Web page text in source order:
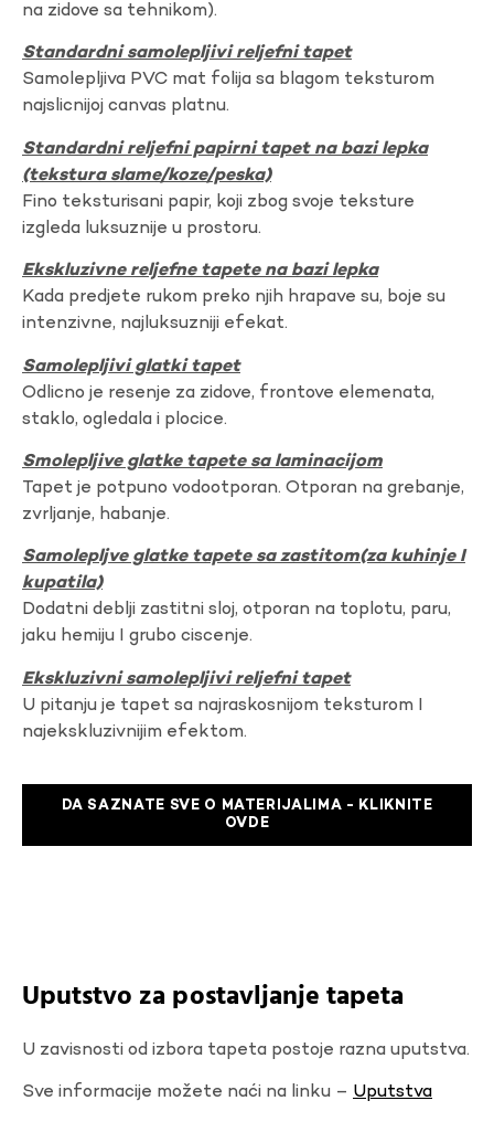
na zidove sa tehnikom).
Standardni samolepljivi reljefni tapet
Samolepljiva PVC mat folija sa blagom teksturom
najslicnijoj canvas platnu.
Standardni reljefni papirni tapet na bazi lepka
(tekstura slame/koze/peska)
Fino teksturisani papir, koji zbog svoje teksture
izgleda luksuznije u prostoru.
Ekskluzivne reljefne tapete na bazi lepka
Kada predjete rukom preko njih hrapave su, boje su
intenzivne, najluksuzniji efekat.
Samolepljivi glatki tapet
Odlicno je resenje za zidove, frontove elemenata,
staklo, ogledala i plocice.
Smolepljive glatke tapete sa laminacijom
Tapet je potpuno vodootporan. Otporan na grebanje,
zvrljanje, habanje.
Samolepljve glatke tapete sa zastitom(za kuhinje I
kupatila)
Dodatni deblji zastitni sloj, otporan na toplotu, paru,
jaku hemiju I grubo ciscenje.
Ekskluzivni samolepljivi reljefni tapet
U pitanju je tapet sa najraskosnijom teksturom I
najekskluzivnijim efektom.
DA SAZNATE SVE O MATERIJALIMA - KLIKNITE
OVDE
Uputstvo za postavljanje tapeta
U zavisnosti od izbora tapeta postoje razna uputstva.
Sve informacije možete naći na linku – Uputstva